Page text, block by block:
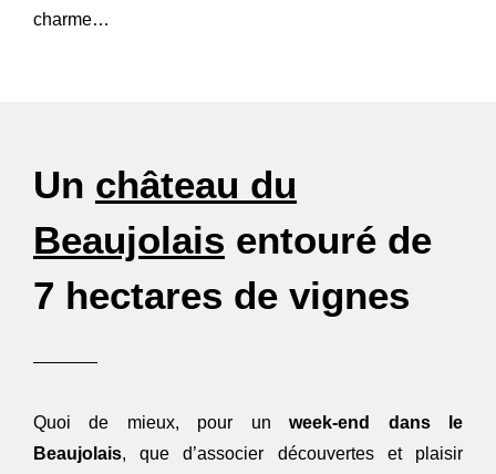
charme…
Un château du
Beaujolais entouré de
7 hectares de vignes
Quoi de mieux, pour unweek-end dans le
Beaujolais, que d’associer découvertes et plaisir